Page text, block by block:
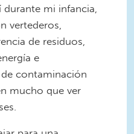
durante mi infancia,
vertederos,
de residuos,
e
contaminación
mucho que ver